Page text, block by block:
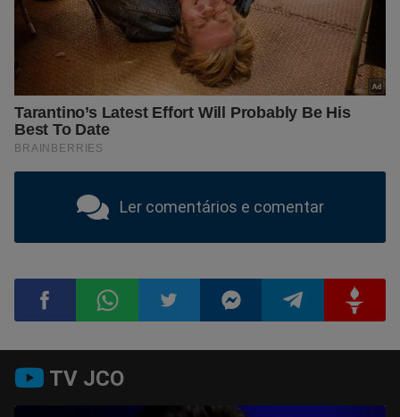
Ler comentários e comentar
Compartilhar
no
no
no
TV JCO